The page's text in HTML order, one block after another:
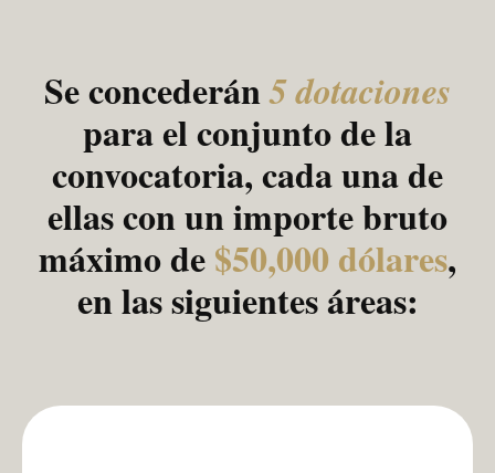
Se concederán5 dotaciones
para el conjunto de la
convocatoria, cada una de
ellas con un importe bruto
máximo de$50,000 dólares,
en las siguientes áreas: